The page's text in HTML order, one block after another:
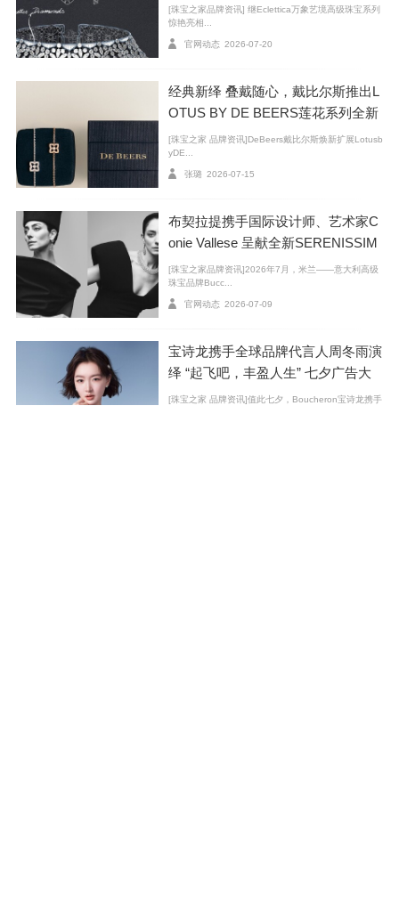
图1：Lotus by DE BEERS 莲花系列臻作
图2：Lotus by DE BEERS 莲花系列臻作佩戴图
图3：演员唐艺昕演绎 Lotus by DE BEERS 莲花系列及 Portraits o
图4：Arpeggia 系列臻作
图5：Arpeggia 系列臻作佩戴图
图6：歌手贺峻霖演绎 Lotus by DE BEERS 莲花系列及 Arpeggia 系
[珠宝之家品牌资讯] 继Eclettica万象艺境高级珠宝系列
惊艳亮相...
官网动态 2026-07-20
经典新绎 叠戴随心，戴比尔斯推出L
OTUS BY DE BEERS莲花系列全新
臻作
[珠宝之家 品牌资讯]DeBeers戴比尔斯焕新扩展Lotusb
yDE...
张璐 2026-07-15
布契拉提携手国际设计师、艺术家C
onie Vallese 呈献全新SERENISSIM
A高级珠宝系列广告大片
[珠宝之家品牌资讯]2026年7月，米兰——意大利高级
珠宝品牌Bucc...
官网动态 2026-07-09
宝诗龙携手全球品牌代言人周冬雨演
绎 “起飞吧，丰盈人生” 七夕广告大
片
[珠宝之家 品牌资讯]值此七夕，Boucheron宝诗龙携手